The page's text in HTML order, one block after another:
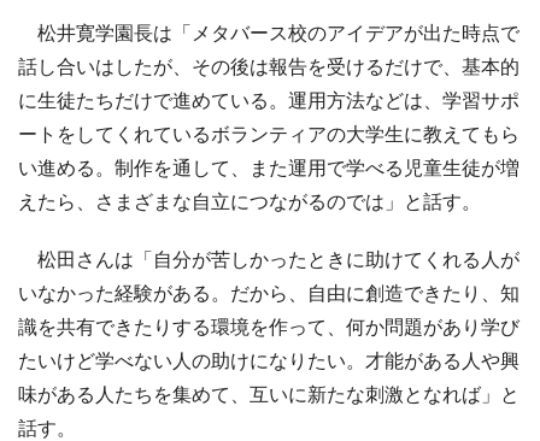
松井寛学園長は「メタバース校のアイデアが出た時点で
話し合いはしたが、その後は報告を受けるだけで、基本的
に生徒たちだけで進めている。運用方法などは、学習サポ
ートをしてくれているボランティアの大学生に教えてもら
い進める。制作を通して、また運用で学べる児童生徒が増
えたら、さまざまな自立につながるのでは」と話す。
松田さんは「自分が苦しかったときに助けてくれる人が
いなかった経験がある。だから、自由に創造できたり、知
識を共有できたりする環境を作って、何か問題があり学び
たいけど学べない人の助けになりたい。才能がある人や興
味がある人たちを集めて、互いに新たな刺激となれば」と
話す。